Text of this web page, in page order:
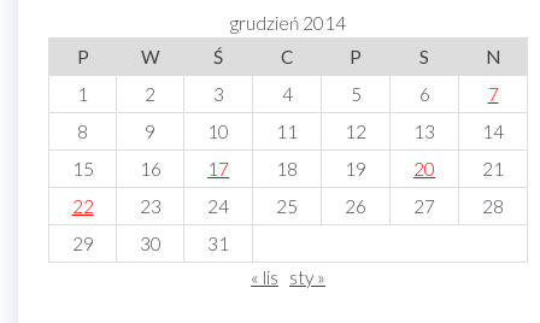
grudzień 2014
P
W Ś C P S
N
1
2 3 4 5 6
7
8
9 10 11 12 13
14
15
16 17 18 19 20
21
22
23 24 25 26 27
28
29
30
31
« lis
sty »